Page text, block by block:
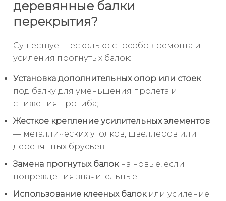
деревянные балки
перекрытия?
Существует несколько способов ремонта и
усиления прогнутых балок:
Установка дополнительных опор или стоек
под балку для уменьшения пролёта и
снижения прогиба;
Жесткое крепление усилительных элементов
— металлических уголков, швеллеров или
деревянных брусьев;
Замена прогнутых балокна новые, если
повреждения значительные;
Использование клееных балокили усиление